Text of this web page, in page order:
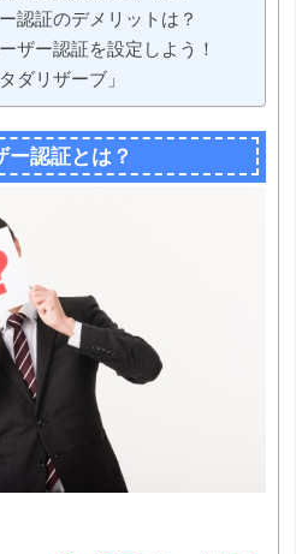
認証のデメリットは？
ザー認証を設定しよう！
ダリザーブ」
ー認証とは？